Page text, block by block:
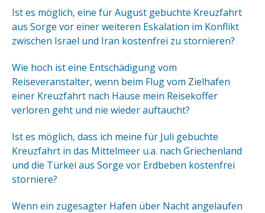
Ist es möglich, eine für August gebuchte Kreuzfahrt
aus Sorge vor einer weiteren Eskalation im Konflikt
zwischen Israel und Iran kostenfrei zu stornieren?
Wie hoch ist eine Entschädigung vom
Reiseveranstalter, wenn beim Flug vom Zielhafen
einer Kreuzfahrt nach Hause mein Reisekoffer
verloren geht und nie wieder auftaucht?
Ist es möglich, dass ich meine für Juli gebuchte
Kreuzfahrt in das Mittelmeer u.a. nach Griechenland
und die Türkei aus Sorge vor Erdbeben kostenfrei
storniere?
Wenn ein zugesagter Hafen über Nacht angelaufen